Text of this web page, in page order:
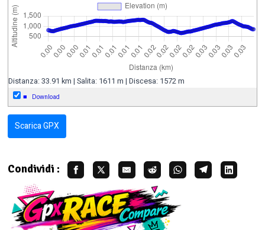
Distanza: 33.91 km | Salita: 1611 m | Discesa: 1572 m
■ Download
Scarica GPX
Condividi :